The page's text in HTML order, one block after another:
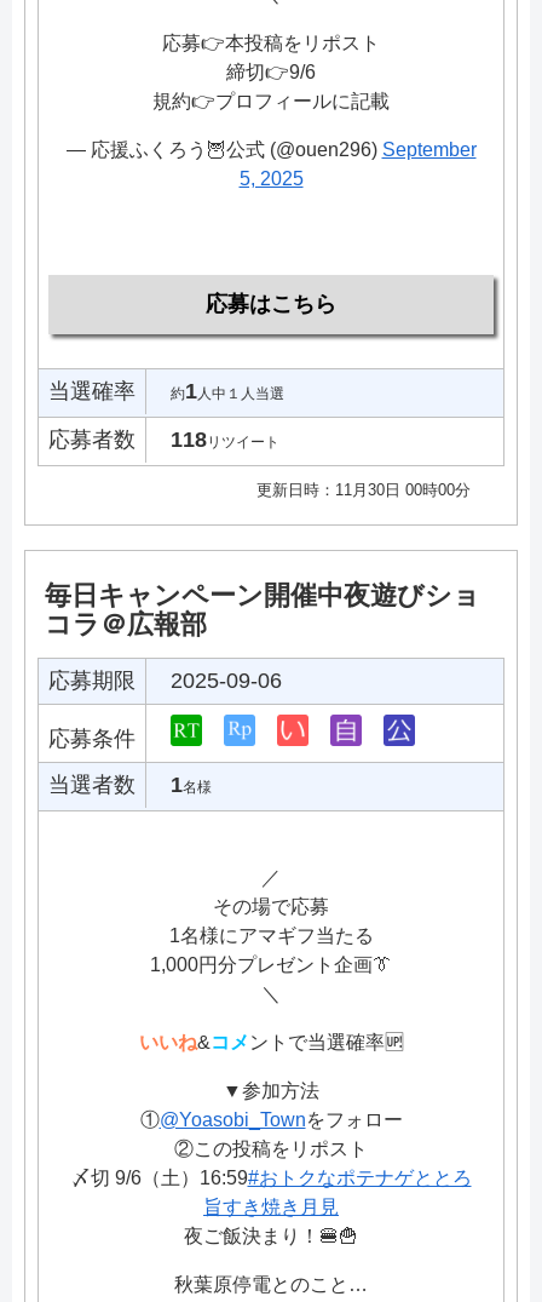
応募👉本投稿をリポスト
締切👉9/6
規約👉プロフィールに記載
— 応援ふくろう🦉公式 (@ouen296) September
5, 2025
応募はこちら
当選確率 約1人中１人当選
応募者数 118リツイート
更新日時：11月30日 00時00分
毎日キャンペーン開催中夜遊びショ
コラ＠広報部
応募期限 2025-09-06
応募条件
当選者数
1名様
／
その場で応募
1名様にアマギフ当たる
1,000円分プレゼント企画👔
＼
いいね&コメ ントで当選確率🆙
▼参加方法
①@Yoasobi_Townをフォロー
②この投稿をリポスト
〆切 9/6（土）16:59#おトクなポテナゲととろ
旨すき焼き月見
夜ご飯決まり！🍔🍟
秋葉原停電とのこと…